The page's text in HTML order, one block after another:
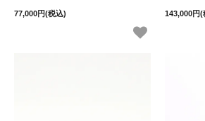
77,000円(税込) 143,000円(